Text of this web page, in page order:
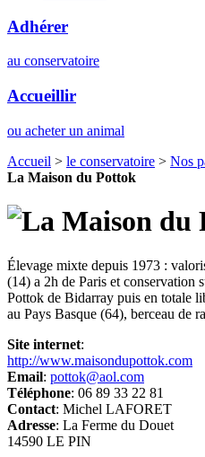
Adhérer
au conservatoire
Accueillir
ou acheter un animal
Accueil > le conservatoire > Nos
La Maison du Pottok
Élevage mixte depuis 1973 :
(14) a 2h de Paris et conservation
Pottok de Bidarray puis en totale
au Pays Basque (64), berceau de
Site internet:
http://www.maisondupottok.com
Email: pottok@aol.com
Téléphone: 06 89 33 22 81
Contact: Michel LAFORET
Adresse: La Ferme du Douet
14590 LE PIN